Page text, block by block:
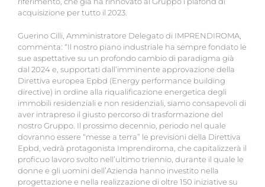
acquisizione per tutto il 2023.
Guerino Cilli, Amministratore Delegato di IMPRENDIROMA,
commenta: “Il nostro piano industriale ha sempre fondato le
sue aspettative su un profondo cambio di paradigma già
dal 2024 e, supportati dall’imminente approvazione della
Direttiva europea Epbd (Energy performance building
directive) in ordine alla riqualificazione energetica degli
immobili residenziali e non residenziali, siamo consapevoli di
aver intrapreso il giusto percorso di trasformazione del
nostro Gruppo. Il prossimo decennio, periodo nel quale
dovranno essere “messe a terra” le previsioni della Direttiva
Epbd, vedrà protagonista Imprendiroma, che capitalizzerà il
proficuo lavoro svolto nell’ultimo triennio, durante il quale le
donne e gli uomini dell’Azienda hanno investito nella
progettazione e nella realizzazione di oltre 150 iniziative su